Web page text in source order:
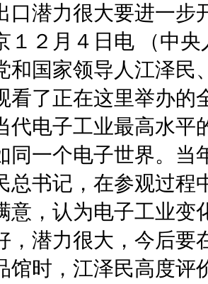
口潜力很大要进一步
１２月４日电 （中
和国家领导人江泽民
看了正在这里举办的
代电子工业最高水平
同一个电子世界。当
总书记，在参观过程
意，认为电子工业变
，潜力很大，今后要
馆时，江泽民高度评